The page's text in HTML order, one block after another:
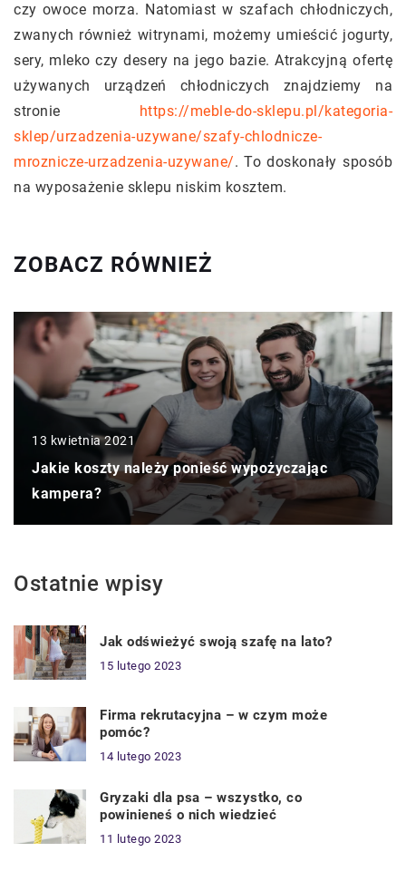
czy owoce morza. Natomiast w szafach chłodniczych,
zwanych również witrynami, możemy umieścić jogurty,
sery, mleko czy desery na jego bazie. Atrakcyjną ofertę
używanych urządzeń chłodniczych znajdziemy na
stronie
https://meble-do-sklepu.pl/kategoria-
sklep/urzadzenia-uzywane/szafy-chlodnicze-
mroznicze-urzadzenia-uzywane/. To doskonały sposób
na wyposażenie sklepu niskim kosztem.
ZOBACZ RÓWNIEŻ
13 kwietnia 2021
Jakie koszty należy ponieść wypożyczając
kampera?
Ostatnie wpisy
Jak odświeżyć swoją szafę na lato?
15 lutego 2023
Firma rekrutacyjna – w czym może
pomóc?
14 lutego 2023
Gryzaki dla psa – wszystko, co
powinieneś o nich wiedzieć
11 lutego 2023